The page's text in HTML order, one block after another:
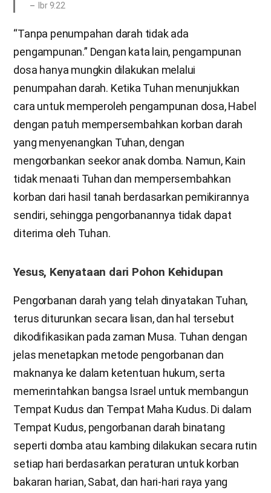
Ibr 9:22
“Tanpa penumpahan darah tidak ada
pengampunan.” Dengan kata lain, pengampunan
dosa hanya mungkin dilakukan melalui
penumpahan darah. Ketika Tuhan menunjukkan
cara untuk memperoleh pengampunan dosa, Habel
dengan patuh mempersembahkan korban darah
yang menyenangkan Tuhan, dengan
mengorbankan seekor anak domba. Namun, Kain
tidak menaati Tuhan dan mempersembahkan
korban dari hasil tanah berdasarkan pemikirannya
sendiri, sehingga pengorbanannya tidak dapat
diterima oleh Tuhan.
Yesus, Kenyataan dari Pohon Kehidupan
Pengorbanan darah yang telah dinyatakan Tuhan,
terus diturunkan secara lisan, dan hal tersebut
dikodifikasikan pada zaman Musa. Tuhan dengan
jelas menetapkan metode pengorbanan dan
maknanya ke dalam ketentuan hukum, serta
memerintahkan bangsa Israel untuk membangun
Tempat Kudus dan Tempat Maha Kudus. Di dalam
Tempat Kudus, pengorbanan darah binatang
seperti domba atau kambing dilakukan secara rutin
setiap hari berdasarkan peraturan untuk korban
bakaran harian, Sabat, dan hari-hari raya yang